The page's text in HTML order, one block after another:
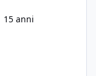
15 anni